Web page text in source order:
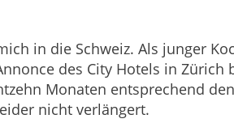
in die Schweiz. Als junger
des City Hotels in
Monaten entsprechend
nicht verlängert.